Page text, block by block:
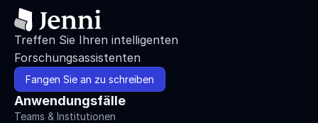
Treffen Sie Ihren intelligenten
Forschungsassistenten
Fangen Sie an zu schreiben
Anwendungsfälle
Teams & Institutionen